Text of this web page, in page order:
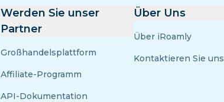
Werden Sie unser
Partner
Großhandelsplattform
Affiliate-Programm
API-Dokumentation
Über Uns
Über iRoamly
Kontaktieren Sie uns